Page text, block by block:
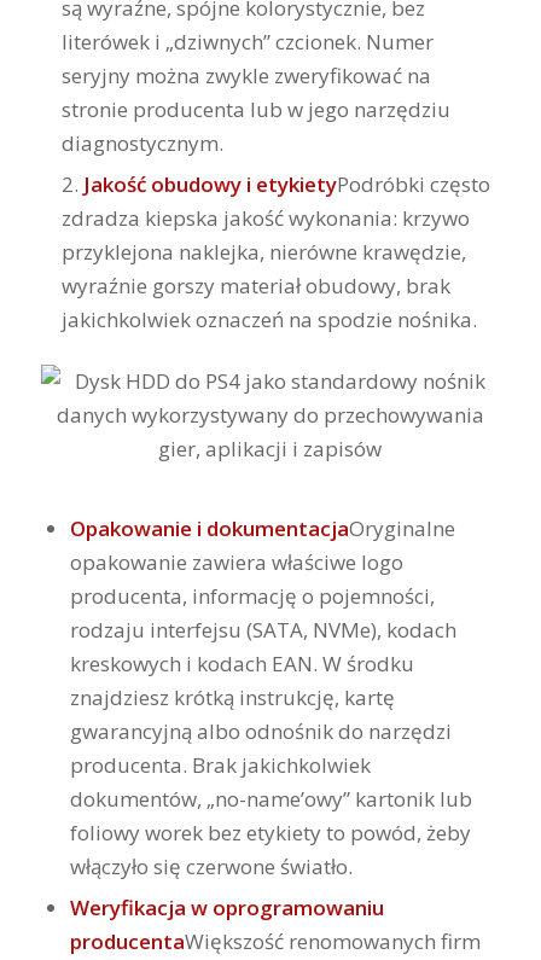
są wyraźne, spójne kolorystycznie, bez
literówek i „dziwnych” czcionek. Numer
seryjny można zwykle zweryfikować na
stronie producenta lub w jego narzędziu
diagnostycznym.
Jakość obudowy i etykietyPodróbki często
zdradza kiepska jakość wykonania: krzywo
przyklejona naklejka, nierówne krawędzie,
wyraźnie gorszy materiał obudowy, brak
jakichkolwiek oznaczeń na spodzie nośnika.
Opakowanie i dokumentacjaOryginalne
opakowanie zawiera właściwe logo
producenta, informację o pojemności,
rodzaju interfejsu (SATA, NVMe), kodach
kreskowych i kodach EAN. W środku
znajdziesz krótką instrukcję, kartę
gwarancyjną albo odnośnik do narzędzi
producenta. Brak jakichkolwiek
dokumentów, „no-name’owy” kartonik lub
foliowy worek bez etykiety to powód, żeby
włączyło się czerwone światło.
Weryfikacja w oprogramowaniu
producentaWiększość renomowanych firm